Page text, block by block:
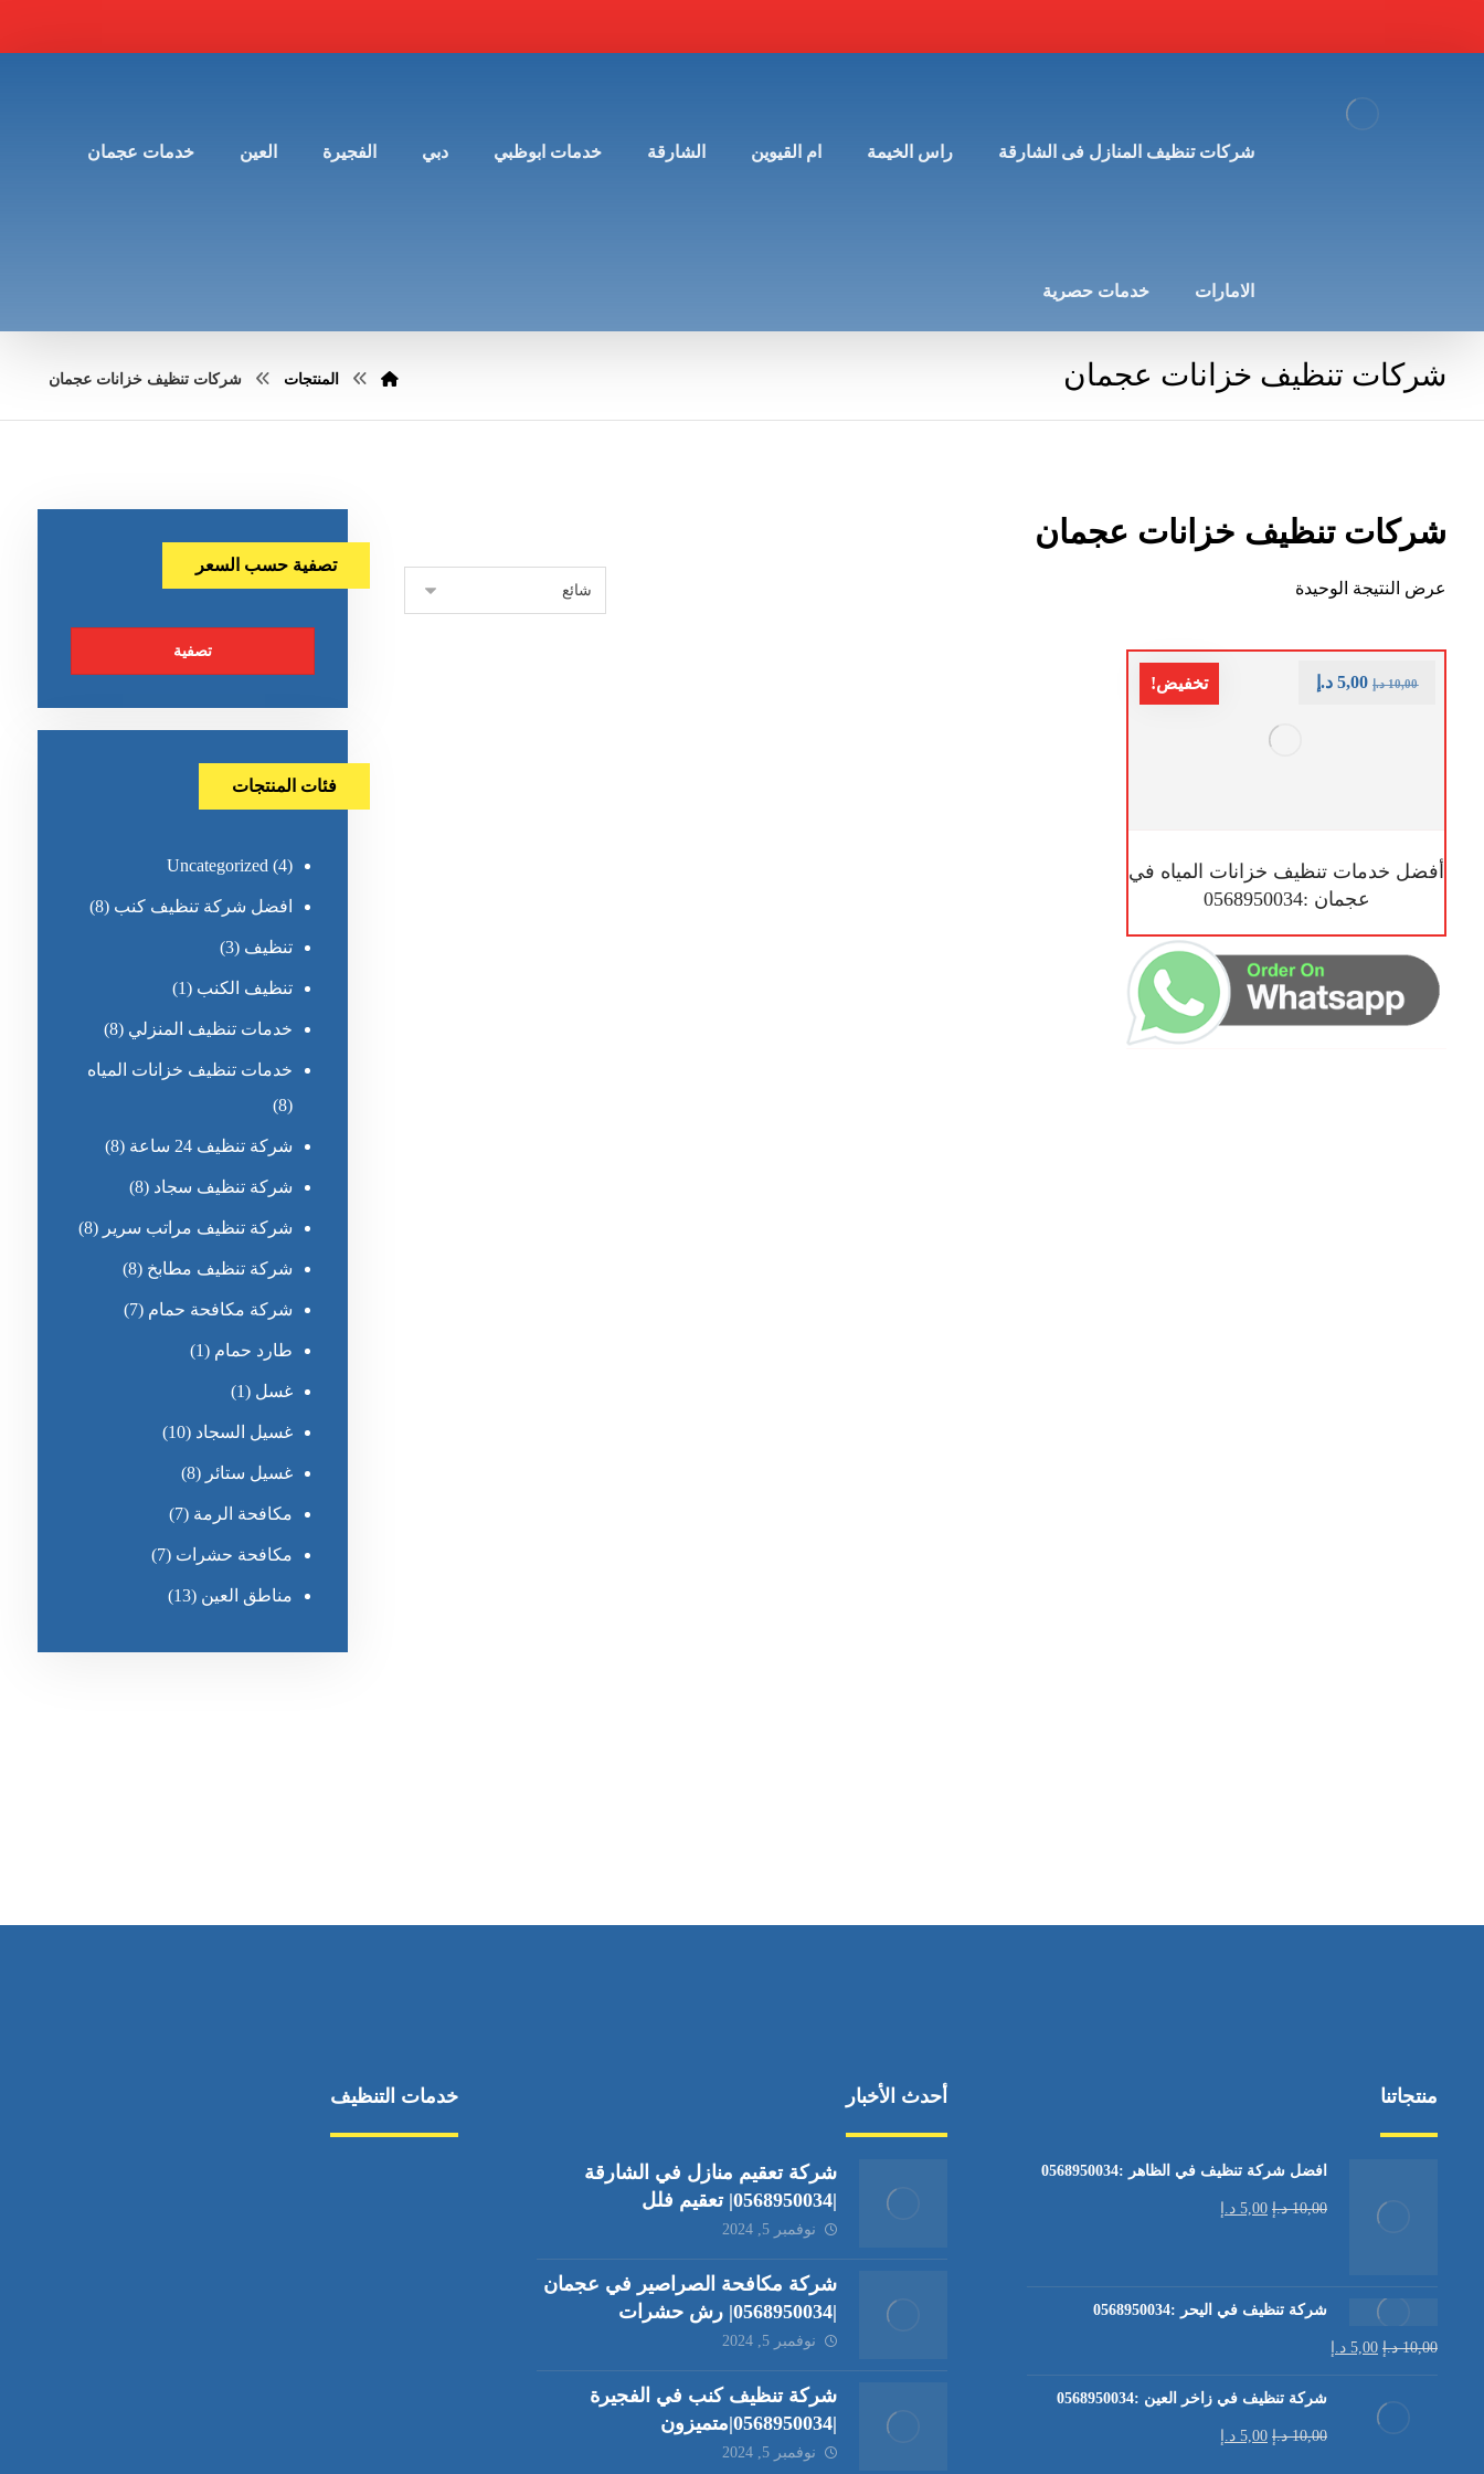
شركات تنظيف المنازل فى الشارقة راس الخيمة ام القيوين الشارقة خدمات ابوظبي دبي الفجيرة العين خدمات عجمان
الامارات خدمات حصرية
شركات تنظيف خزانات عجمان المنتجات شركات تنظيف خزانات عجمان
شركات تنظيف خزانات عجمان
عرض النتيجة الوحيدة
تخفيض!
أفضل خدمات تنظيف خزانات المياه في
عجمان :0568950034
10,00 د.إ 5,00 د.إ
تصفية حسب السعر
تصفية
فئات المنتجات
Uncategorized (4)
افضل شركة تنظيف كنب (8)
تنظيف (3)
تنظيف الكنب (1)
خدمات تنظيف المنزلي (8)
خدمات تنظيف خزانات المياه
(8)
شركة تنظيف 24 ساعة (8)
شركة تنظيف سجاد (8)
شركة تنظيف مراتب سرير (8)
شركة تنظيف مطابخ (8)
شركة مكافحة حمام (7)
طارد حمام (1)
غسل (1)
غسيل السجاد (10)
غسيل ستائر (8)
مكافحة الرمة (7)
مكافحة حشرات (7)
مناطق العين (13)
منتجاتنا
افضل شركة تنظيف في الظاهر :0568950034
10,00 د.إ 5,00 د.إ
شركة تنظيف في اليحر :0568950034
10,00 د.إ 5,00 د.إ
شركة تنظيف في زاخر العين :0568950034
10,00 د.إ 5,00 د.إ
أحدث الأخبار
شركة تعقيم منازل في الشارقة
|0568950034| تعقيم فلل
نوفمبر 5, 2024
شركة مكافحة الصراصير في عجمان
|0568950034| رش حشرات
نوفمبر 5, 2024
شركة تنظيف كنب في الفجيرة
|0568950034|متميزون
نوفمبر 5, 2024
خدمات التنظيف